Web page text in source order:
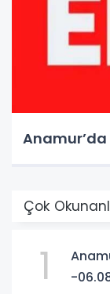
Çok
1
-